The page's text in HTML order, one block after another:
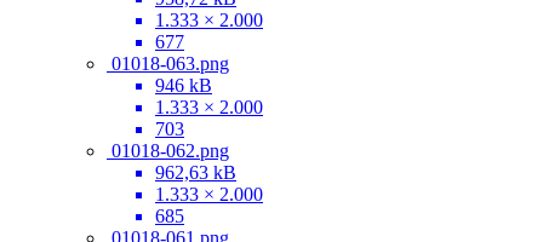
1.333 × 2.000
677
01018-063.png
946 kB
1.333 × 2.000
703
01018-062.png
962,63 kB
1.333 × 2.000
685
01018-061.png